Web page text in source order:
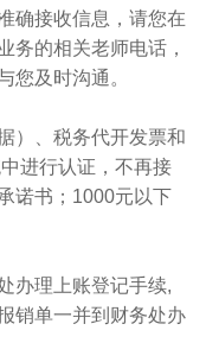
确接收信息，请您在
务的相关老师电话，
您及时沟通。
）、税务代开发票和
进行认证，不再接
诺书；1000元以下
办理上账登记手续,
销单一并到财务处办